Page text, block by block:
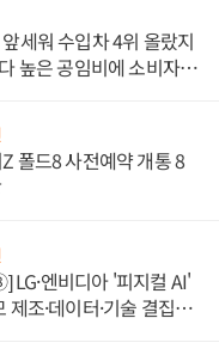
세워 수입차 4위 올랐지
높은 공임비에 소비자
폴드8 사전예약 개통 8
LG·엔비디아 '피지컬 AI'
조·데이터·기술 결집